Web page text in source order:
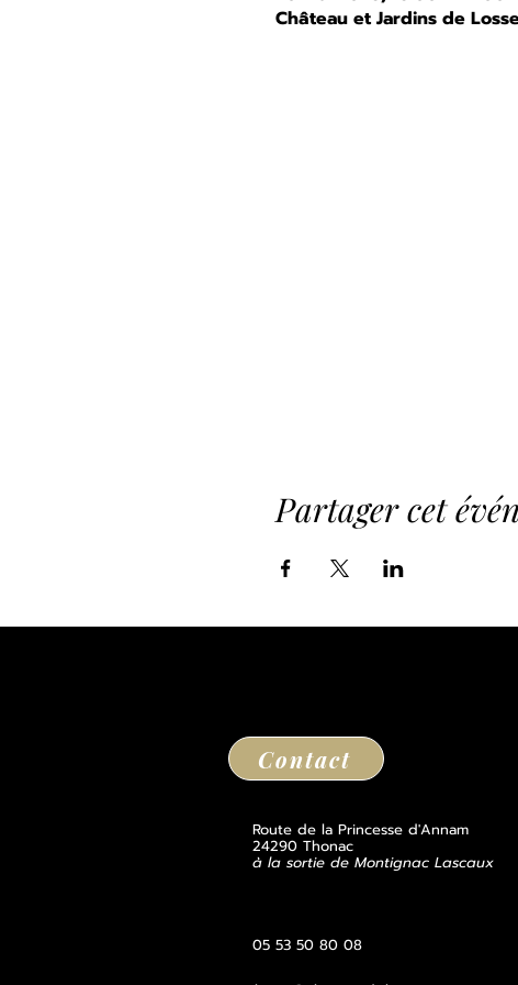
Château et Jardins de
Partager cet
Contact
Route de la Princesse d'Annam
24290 Thonac
à la sortie de Montignac Lascaux
05 53 50 80 08